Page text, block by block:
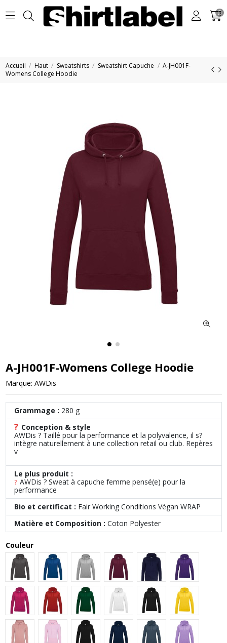
0
Accueil Haut Sweatshirts Sweatshirt Capuche
A-JH001F-
Womens College Hoodie
A-JH001F-Womens College Hoodie
Marque: AWDis
Grammage : 280 g
? Conception & style
AWDis ? Taillé pour la performance et la polyvalence, il s?
intègre naturellement à une collection retail ou club. Repères
v
Le plus produit :
? AWDis ? Sweat à capuche femme pensé(e) pour la
performance
Bio et certificat : Fair Working Conditions Végan WRAP
Matière et Composition : Coton Polyester
Couleur
Charcoal Royal BlueHeather GreyBurgundy Oxford NavyPurple
Hot Pink Fire Red Bottle GreenArctic WhiteJet Black Sun Yellow
Dusty Pink Baby Pink Deep Black New French Navy
Airforce BlueDigital